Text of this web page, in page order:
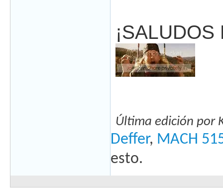
Última edición por
Deffer, MACH
esto.